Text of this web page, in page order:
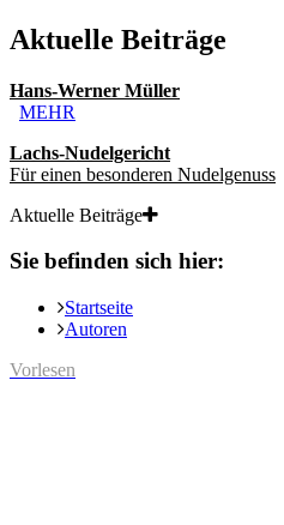
Aktuelle Beiträge
Hans-Werner Müller
MEHR
Lachs-Nudelgericht
Für einen besonderen Nudelgenuss
Aktuelle Beiträge
Sie befinden sich hier:
Startseite
Autoren
Vorlesen